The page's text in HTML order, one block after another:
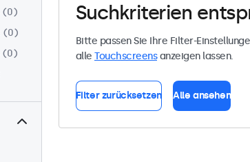
0
0
0
Suchkriterien
Bitte passen Sie Ihre Filter-
alle Touchscreensanzeigen lassen.
Filter zurücksetzen Alle ansehen